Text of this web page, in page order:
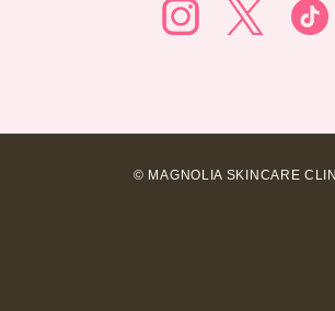
© MAGNOLIA SKINCARE